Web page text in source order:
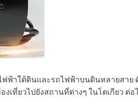
ฟ้าใต้ดินและรถไฟฟ้าบนดินหลายสา
ที่ยวไปยังสถานที่ต่างๆ ในโตเกียว ต่